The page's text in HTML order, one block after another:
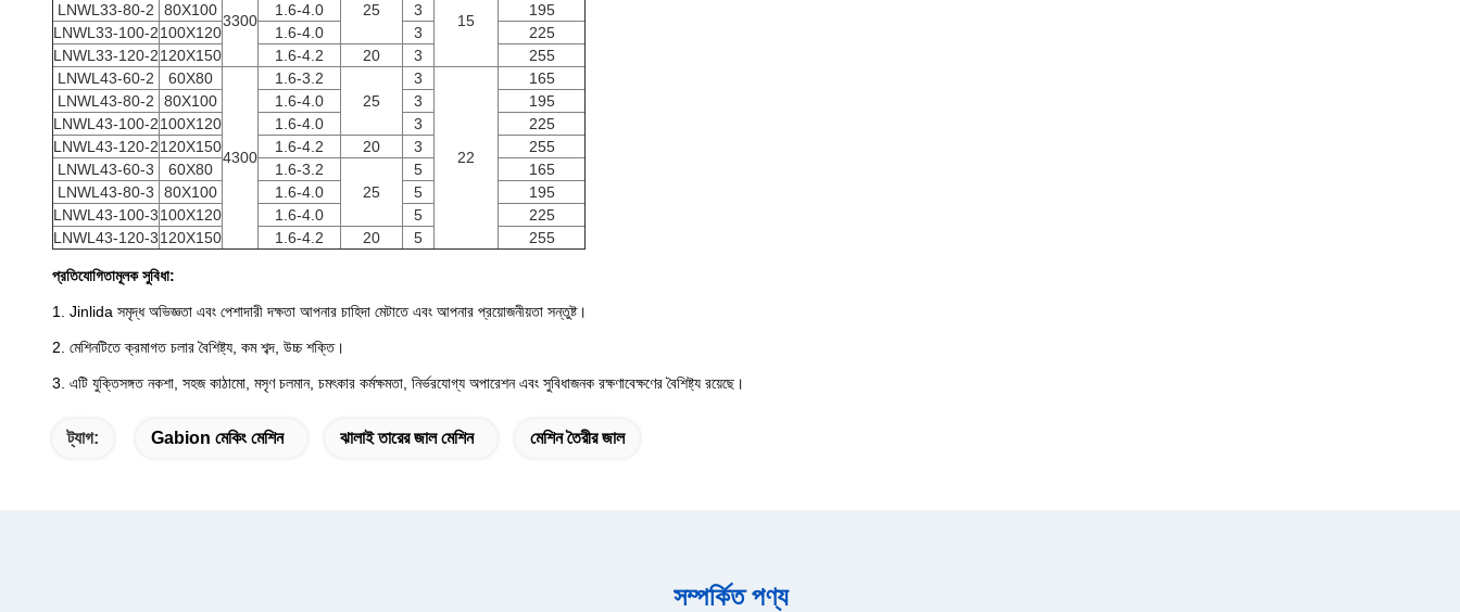
3300
25
15
LNWL33-80-2
80X100 1.6-4.0 3
195
LNWL33-100-2100X120 1.6-4.0 3
225
LNWL33-120-2120X150 1.6-4.2 20 3
255
LNWL43-60-2
60X80
4300
1.6-3.2
25
3
22
165
LNWL43-80-2
80X100 1.6-4.0 3
195
LNWL43-100-2100X120 1.6-4.0 3
225
LNWL43-120-2120X150 1.6-4.2 20 3
255
LNWL43-60-3
60X80
1.6-3.2
25
5
165
LNWL43-80-3
80X100 1.6-4.0 5
195
LNWL43-100-3100X120 1.6-4.0 5
225
LNWL43-120-3120X150 1.6-4.2 20 5 255
প্রতিযোগিতামূলক সুবিধা:
1. Jinlida সমৃদ্ধ অভিজ্ঞতা এবং পেশাদারী দক্ষতা আপনার চাহিদা মেটাতে এবং আপনার প্রয়োজনীয়তা সন্তুষ্ট।
2. মেশিনটিতে ক্রমাগত চলার বৈশিষ্ট্য, কম শব্দ, উচ্চ শক্তি।
3. এটি যুক্তিসঙ্গত নকশা, সহজ কাঠামো, মসৃণ চলমান, চমৎকার কর্মক্ষমতা, নির্ভরযোগ্য অপারেশন এবং সুবিধাজনক রক্ষণাবেক্ষণের বৈশিষ্ট্য রয়েছে।
ট্যাগ: Gabion মেকিং মেশিন ঝালাই তারের জাল মেশিন মেশিন তৈরীর জাল
সম্পর্কিত পণ্য